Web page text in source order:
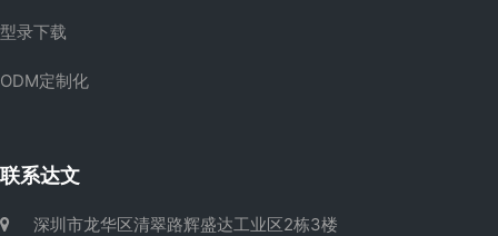
型录下载
ODM定制化
联系达文
深圳市龙华区清翠路辉盛达工业区2栋3楼